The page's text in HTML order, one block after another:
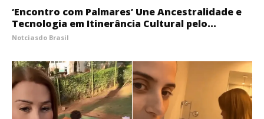
‘Encontro com Palmares’ Une Ancestralidade e
Tecnologia em Itinerância Cultural pelo...
Notciasdo Brasil